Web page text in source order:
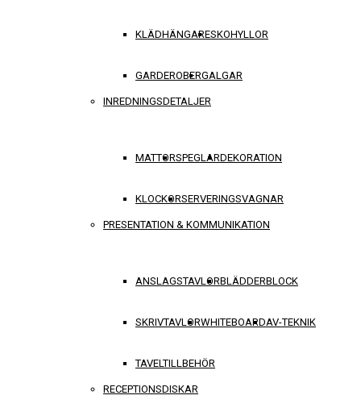
KLÄDHÄNGARESKOHYLLOR
GARDEROBERGALGAR
INREDNINGSDETALJER
MATTORSPEGLARDEKORATION
KLOCKORSERVERINGSVAGNAR
PRESENTATION & KOMMUNIKATION
ANSLAGSTAVLORBLÄDDERBLOCK
SKRIVTAVLORWHITEBOARDAV-TEKNIK
TAVELTILLBEHÖR
RECEPTIONSDISKAR